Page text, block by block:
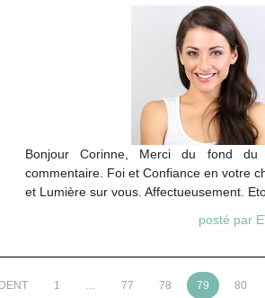
Bonjour Corinne, Merci du fond
commentaire. Foi et Confiance en votre
et Lumière sur vous. Affectueusement.
posté par
1 … 77 78 79 80